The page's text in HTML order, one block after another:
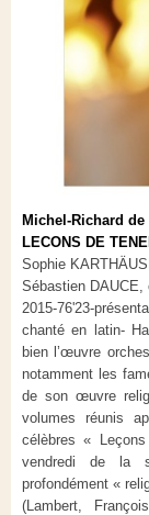
Michel-Richard de
LECONS DE
Sophie
Sébastien DAUCE,
2015-76'23-
chanté en latin-
bien l’œuvre
notamment les
de son œuvre
volumes réunis
célèbres «
vendredi de la
profondément «
(Lambert,